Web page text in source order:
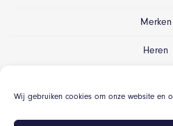
Wij gebruiken cookies om onze website en
Merken
Heren